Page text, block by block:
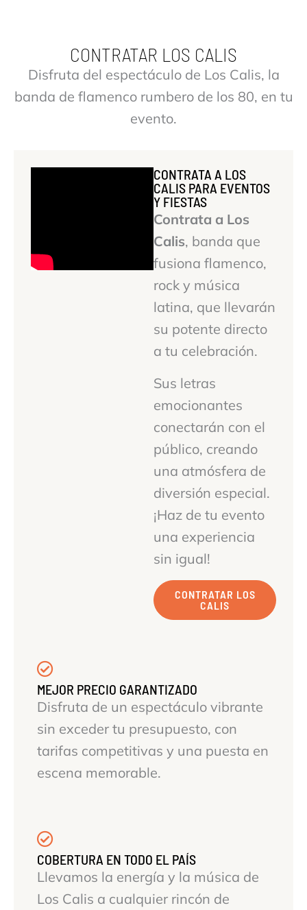
CONTRATAR LOS CALIS
Disfruta del espectáculo de Los Calis, la
banda de flamenco rumbero de los 80, en tu
evento.
CONTRATA A LOS
CALIS PARA EVENTOS
Y FIESTAS
Contrata a Los
Calis, banda que
fusiona flamenco,
rock y música
latina, que llevarán
su potente directo
a tu celebración.
Sus letras
emocionantes
conectarán con el
público, creando
una atmósfera de
diversión especial.
¡Haz de tu evento
una experiencia
sin igual!
CONTRATAR LOS
CALIS
MEJOR PRECIO GARANTIZADO
Disfruta de un espectáculo vibrante
sin exceder tu presupuesto, con
tarifas competitivas y una puesta en
escena memorable.
COBERTURA EN TODO EL PAÍS
Llevamos la energía y la música de
Los Calis a cualquier rincón de